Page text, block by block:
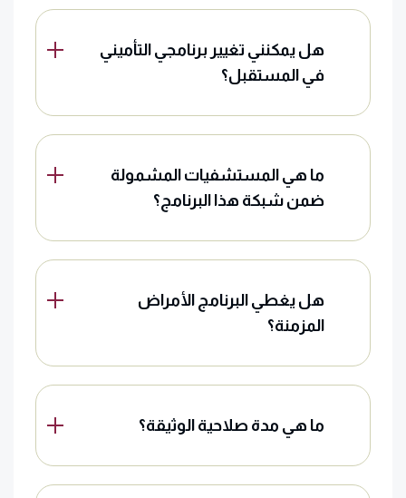
هل يمكنني تغيير برنامجي التأميني
في المستقبل؟
ما هي المستشفيات المشمولة
ضمن شبكة هذا البرنامج؟
هل يغطي البرنامج الأمراض
المزمنة؟
ما هي مدة صلاحية الوثيقة؟